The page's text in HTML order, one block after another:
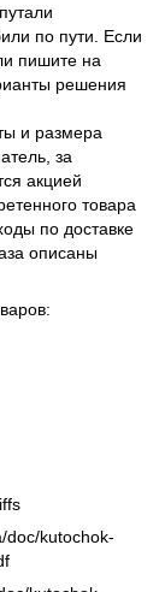
по пути. Если
пишите на
решения
и размера
за
акцией
товара
по доставке
описаны
doc/kutochok-